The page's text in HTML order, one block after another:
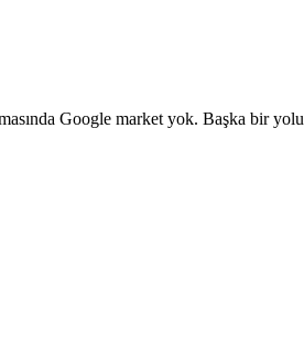
Google market yok. Başka bir yolu